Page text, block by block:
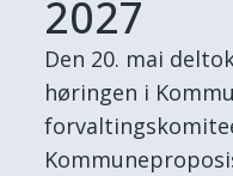
2027
Den 20. mai
høringen i